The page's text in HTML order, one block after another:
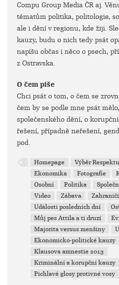
Compu Group Media ČR aj.
tématům politika, politologie,
ale i dění v regionu, kde žiji.
kauzy, budu o nich tedy psát
napíšu občas i něco o psech,
z Ostravska.
O čem píše
Chci psát o tom, o čem se
čem by se podle mne psát
společenského dění, o
řešení, případně neřešení,
pod.
Homepage Výběr Respektu
Ekonomika
Fotografie
Osobní
Politika
Video
Zábava Zahraničí
Události posledních dní
Můj pes Attila a ti druzí
Majorita versus menšiny
Ekonomicko-politické kauzy
Klausova amnestie 2013
Kriminální a korupční kauzy
Pichlavé glosy protivné vosy